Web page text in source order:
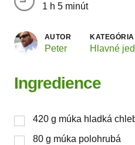
1 h 5 minút
AUTOR
Peter
KATEGÓRIA
Hlavné
Ingredience
420 g múka hladká
80 g múka polohrubá